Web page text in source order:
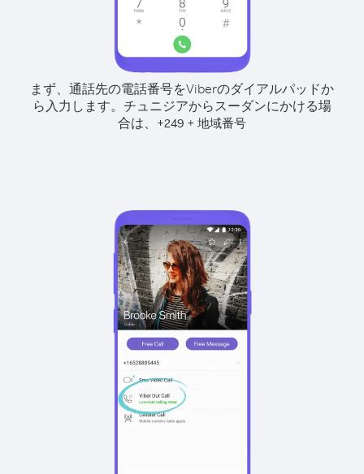
まず、通話先の電話番号をViberのダイアルパッドか
ら入力します。 チュニジアからスーダンにかける場
合は、 +249 + 地域番号